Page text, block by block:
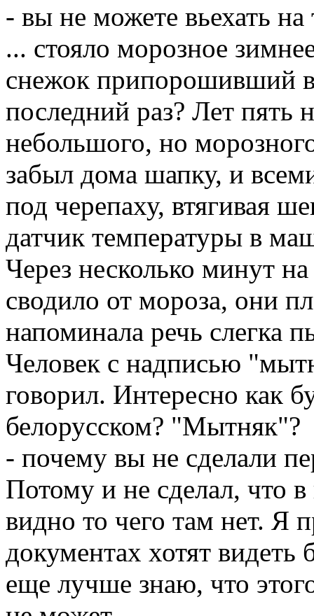
- вы не можете вьехать
... стояло морозное
снежок припорошивший
последний раз? Лет пять
небольшого, но
забыл дома шапку, и
под черепаху, втягивая
датчик температуры в
Через несколько минут
сводило от мороза, они
напоминала речь слегка
Человек с надписью
говорил. Интересно как
белорусском? "Мытняк"?
- почему вы не сделали
Потому и не сделал, что в
видно то чего там нет. Я
документах хотят
еще лучше знаю, что